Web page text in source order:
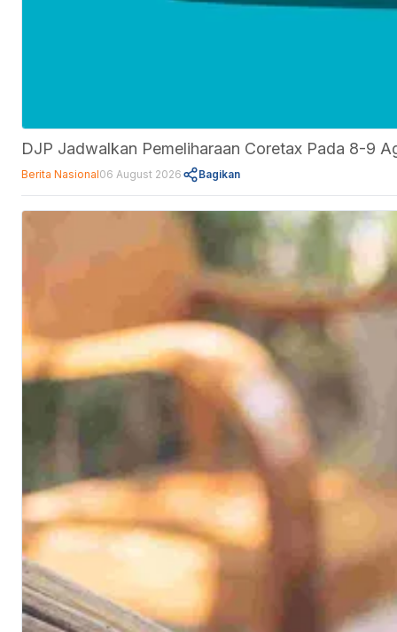
DJP Jadwalkan Pemeliharaan Coretax Pada 8-9
Berita Nasional06 August 2026 Bagikan